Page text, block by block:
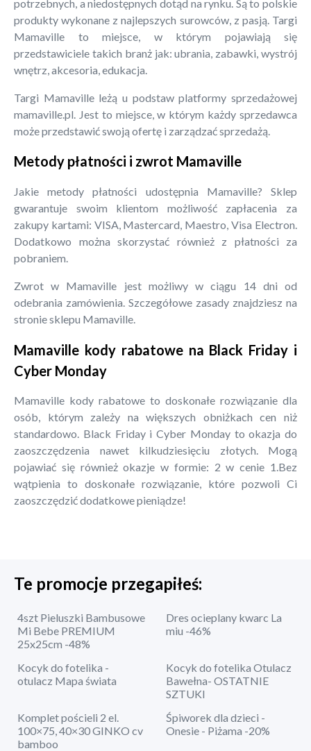
potrzebnych, a niedostępnych dotąd na rynku. Są to polskie
produkty wykonane z najlepszych surowców, z pasją. Targi
Mamaville to miejsce, w którym pojawiają się
przedstawiciele takich branż jak: ubrania, zabawki, wystrój
wnętrz, akcesoria, edukacja.
Targi Mamaville leżą u podstaw platformy sprzedażowej
mamaville.pl. Jest to miejsce, w którym każdy sprzedawca
może przedstawić swoją ofertę i zarządzać sprzedażą.
Metody płatności i zwrot Mamaville
Jakie metody płatności udostępnia Mamaville? Sklep
gwarantuje swoim klientom możliwość zapłacenia za
zakupy kartami: VISA, Mastercard, Maestro, Visa Electron.
Dodatkowo można skorzystać również z płatności za
pobraniem.
Zwrot w Mamaville jest możliwy w ciągu 14 dni od
odebrania zamówienia. Szczegółowe zasady znajdziesz na
stronie sklepu Mamaville.
Mamaville kody rabatowe na Black Friday i
Cyber Monday
Mamaville kody rabatowe to doskonałe rozwiązanie dla
osób, którym zależy na większych obniżkach cen niż
standardowo. Black Friday i Cyber Monday to okazja do
zaoszczędzenia nawet kilkudziesięciu złotych. Mogą
pojawiać się również okazje w formie: 2 w cenie 1.Bez
wątpienia to doskonałe rozwiązanie, które pozwoli Ci
zaoszczędzić dodatkowe pieniądze!
Te promocje przegapiłeś:
4szt Pieluszki Bambusowe
Mi Bebe PREMIUM
25x25cm -48%
Dres ocieplany kwarc La
miu -46%
Kocyk do fotelika -
otulacz Mapa świata
Kocyk do fotelika Otulacz
Bawełna- OSTATNIE
SZTUKI
Komplet pościeli 2 el.
100×75, 40×30 GINKO cv
bamboo
Śpiworek dla dzieci -
Onesie - Piżama -20%